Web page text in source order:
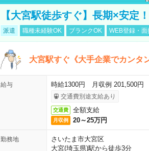
【大宮駅徒歩すぐ】長期×安定
派遣 職種未経験OK ブランクOK WEB登録・面
大宮駅すぐ《大手企業でカンタ
給与 時給1300円 月収例 201,500円
交通費別途支給あり
交通費 全額支給
月収例 20～25万円
勤務地
さいたま市大宮区
大宮(埼玉県)駅から徒歩3分